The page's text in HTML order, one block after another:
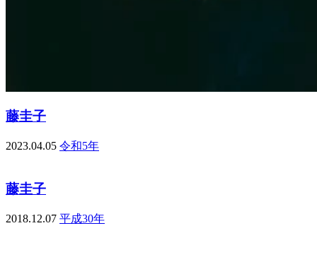
藤圭子
2023.04.05 令和5年
藤圭子
2018.12.07 平成30年